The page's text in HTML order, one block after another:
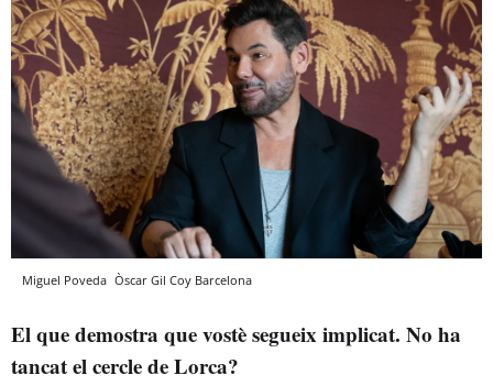
Miguel Poveda Òscar Gil Coy Barcelona
El que demostra que vostè segueix implicat. No ha
tancat el cercle de Lorca?